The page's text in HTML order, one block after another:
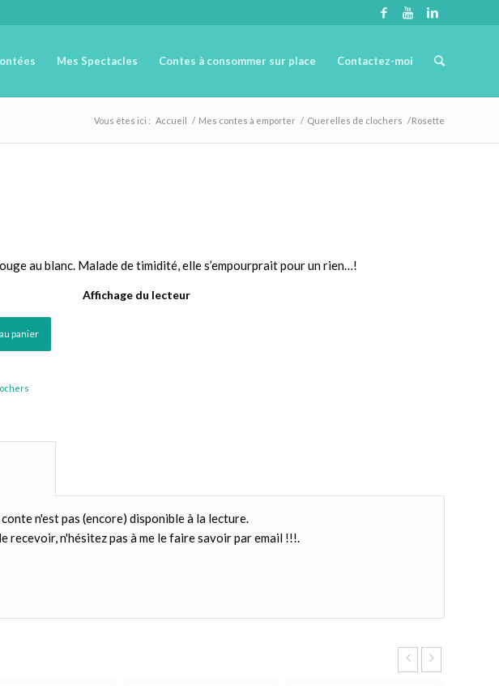
Mes Spectacles Contes à consommer sur place Contactez-moi
Vous êtes ici : Accueil / Mes contes à emporter / Querelles de clochers /Rosette
au blanc. Malade de timidité, elle s’empourprait pour un rien…!
Affichage du lecteur
panier
n'est pas (encore) disponible à la lecture.
recevoir, n'hésitez pas à me le faire savoir par email !!!.